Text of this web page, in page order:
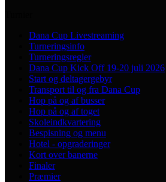
Dana Cup Livestreaming
Turneringsinfo
Turneringsregler
Dana Cup Kick Off 19-20 juli 2026
Start og deltagergebyr
Transport til og fra Dana Cup
Hop på og af busser
Hop på og af toget
Skoleindkvartering
Bespisning og menu
Hotel - opgraderinger
Kort over banerne
Finaler
Præmier